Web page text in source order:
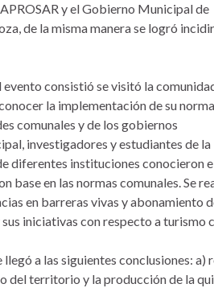
y el Gobierno Municipal de
de la misma manera se logró
evento consistió se visitó la
la implementación de su norma
comunales y de los gobiernos
investigadores y estudiantes de la
diferentes instituciones conocieron
base en las normas comunales. Se
en barreras vivas y abonamiento
iniciativas con respecto a turismo
a las siguientes conclusiones:
del territorio y la producción de la